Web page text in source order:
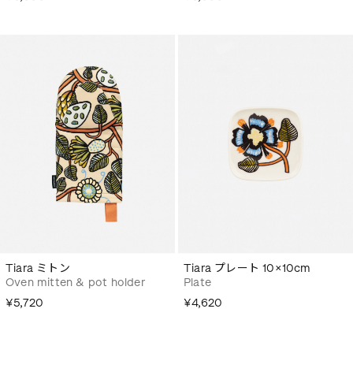
Tiara ミトン
Oven mitten & pot holder
¥5,720
Tiara プレート 10×10cm
Plate
¥4,620